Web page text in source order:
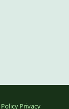
Policy Privacy